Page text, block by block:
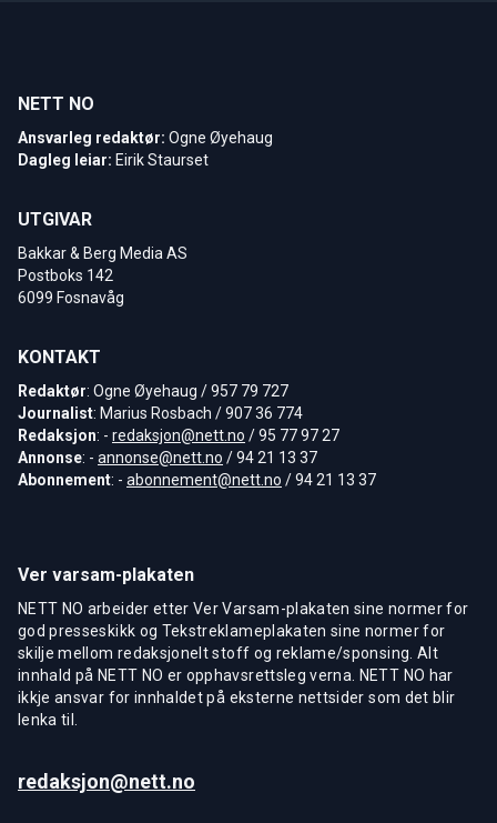
NETT NO
Ansvarleg redaktør: Ogne Øyehaug
Dagleg leiar: Eirik Staurset
UTGIVAR
Bakkar & Berg Media AS
Postboks 142
6099 Fosnavåg
KONTAKT
Redaktør: Ogne Øyehaug / 957 79 727
Journalist: Marius Rosbach / 907 36 774
Redaksjon: - redaksjon@nett.no / 95 77 97 27
Annonse: - annonse@nett.no / 94 21 13 37
Abonnement: - abonnement@nett.no / 94 21 13 37
Ver varsam-plakaten
NETT NO arbeider etter Ver Varsam-plakaten sine normer for
god presseskikk og Tekstreklameplakaten sine normer for
skilje mellom redaksjonelt stoff og reklame/sponsing. Alt
innhald på NETT NO er opphavsrettsleg verna. NETT NO har
ikkje ansvar for innhaldet på eksterne nettsider som det blir
lenka til.
redaksjon@nett.no